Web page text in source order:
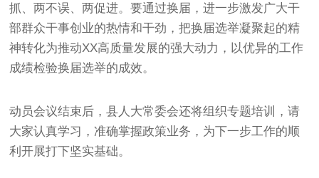
抓、两不误、两促进。要通过换届，进一步激发广大干
部群众干事创业的热情和干劲，把换届选举凝聚起的精
神转化为推动XX高质量发展的强大动力，以优异的工作
成绩检验换届选举的成效。
动员会议结束后，县人大常委会还将组织专题培训，请
大家认真学习，准确掌握政策业务，为下一步工作的顺
利开展打下坚实基础。